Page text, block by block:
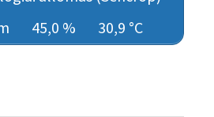
45,0 % 30,9 °C